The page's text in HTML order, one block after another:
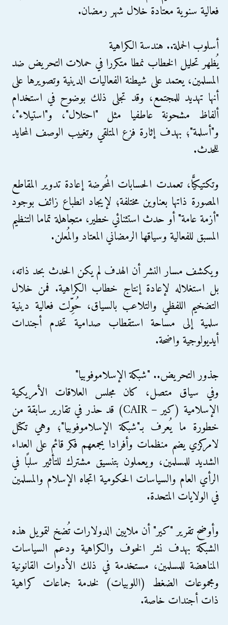
فعالية سنوية معتادة خلال شهر رمضان.
أسلوب الحملة.. هندسة الكراهية
يُظهر تحليل الخطاب نمطا متكررا في حملات التحريض ضد
المسلمين، يعتمد على شيطنة الفعاليات الدينية وتصويرها على
أنها تهديد للمجتمع، وقد تجلى ذلك بوضوح في استخدام
ألفاظ مشحونة عاطفيا مثل "احتلال"، و"استيلاء"،
و"أسلمة"؛ بهدف إثارة فزع المتلقي وتغييب الوصف المحايد
للحدث.
وتكتيكيًّا، تعمدت الحسابات المُحرضة إعادة تدوير المقاطع
المصورة ذاتها بعناوين مختلفة؛ لإيجاد انطباع زائف بوجود
"أزمة عامة" أو حدث استثنائي خطير، متجاهلة تماما التنظيم
المسبق للفعالية وسياقها الرمضاني المعتاد والمُعلن.
ويكشف مسار النشر أن الهدف لم يكن الحدث بحد ذاته،
بل استغلاله لإعادة إنتاج خطاب الكراهية. فمن خلال
التضخيم اللفظي والتلاعب بالسياق، حُوِّلت فعالية دينية
سلمية إلى مساحة استقطاب صدامية تخدم أجندات
أيديولوجية واضحة.
جذور التحريض.. "شبكة الإسلاموفوبيا"
وفي سياق متصل، كان مجلس العلاقات الأمريكية
الإسلامية (كير – CAIR) قد حذر في تقارير سابقة من
خطورة ما يُعرف بـ"شبكة الإسلاموفوبيا"؛ وهي تكتل
لامركزي يضم منظمات وأفرادا يجمعهم فكر قائم على العداء
الشديد للمسلمين، ويعملون بتنسيق مشترك للتأثير سلبًا في
الرأي العام والسياسات الحكومية اتجاه الإسلام والمسلمين
في الولايات المتحدة.
وأوضح تقرير "كير" أن ملايين الدولارات تُضخ لتمويل هذه
الشبكة بهدف نشر الخوف والكراهية ودعم السياسات
المناهضة للمسلمين، مستخدمة في ذلك الأدوات القانونية
ومجموعات الضغط (اللوبيات) لخدمة جماعات كراهية
ذات أجندات خاصة.